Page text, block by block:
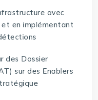
avec
et en implémentant
des Dossier
sur des Enablers